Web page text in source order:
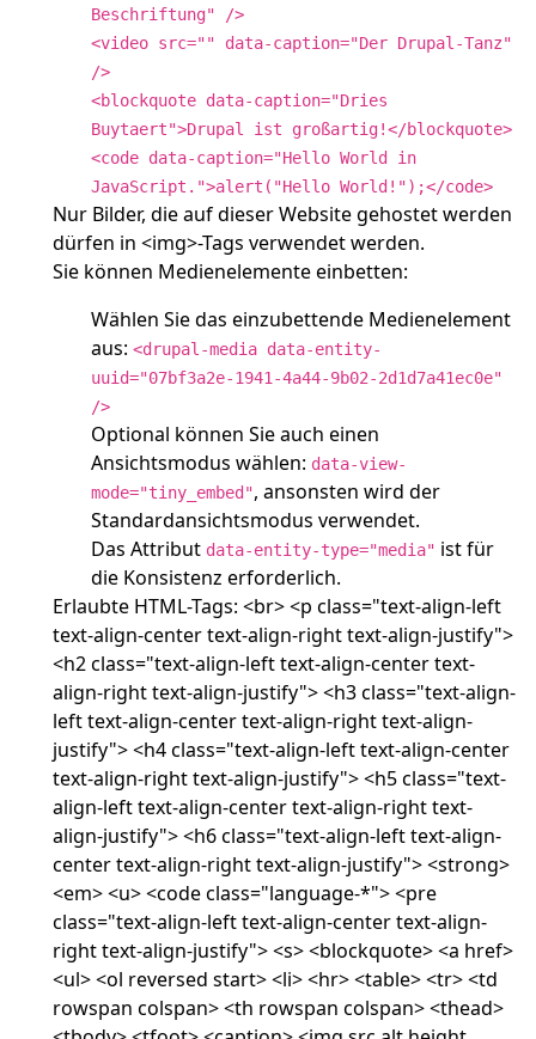
Beschriftung" />
<video src="" data-caption="Der Drupal-Tanz"
/>
<blockquote data-caption="Dries
Buytaert">Drupal ist großartig!</blockquote>
<code data-caption="Hello World in
JavaScript.">alert("Hello World!");</code>
Nur Bilder, die auf dieser Website gehostet werden
dürfen in <img>-Tags verwendet werden.
Sie können Medienelemente einbetten:
Wählen Sie das einzubettende Medienelement
aus: <drupal-media data-entity-
uuid="07bf3a2e-1941-4a44-9b02-2d1d7a41ec0e"
/>
Optional können Sie auch einen
Ansichtsmodus wählen: data-view-
mode="tiny_embed", ansonsten wird der
Standardansichtsmodus verwendet.
Das Attribut data-entity-type="media" ist für
die Konsistenz erforderlich.
Erlaubte HTML-Tags: <br> <p class="text-align-left
text-align-center text-align-right text-align-justify">
<h2 class="text-align-left text-align-center text-
align-right text-align-justify"> <h3 class="text-align-
left text-align-center text-align-right text-align-
justify"> <h4 class="text-align-left text-align-center
text-align-right text-align-justify"> <h5 class="text-
align-left text-align-center text-align-right text-
align-justify"> <h6 class="text-align-left text-align-
center text-align-right text-align-justify"> <strong>
<em> <u> <code class="language-*"> <pre
class="text-align-left text-align-center text-align-
right text-align-justify"> <s> <blockquote> <a href>
<ul> <ol reversed start> <li> <hr> <table> <tr> <td
rowspan colspan> <th rowspan colspan> <thead>